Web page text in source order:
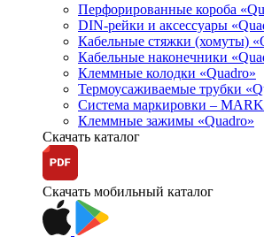
Перфорированные короба
DIN-рейки и аксессуары
Кабельные стяжки (хомуты)
Кабельные наконечники
Клеммные колодки «Quadro»
Термоусаживаемые трубки
Система маркировки –
Клеммные зажимы «Quadro»
Скачать каталог
Скачать мобильный каталог